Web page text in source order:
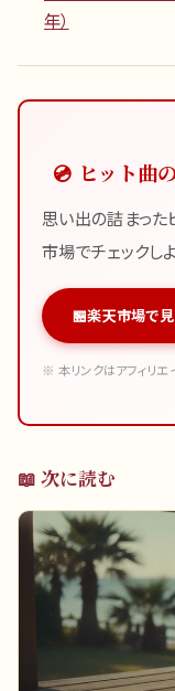
年）
💿 ヒット曲
思い出の詰まっ
市場でチェックしよ
楽天市場で
※ 本リンクはアフィリエイ
📖 次に読む